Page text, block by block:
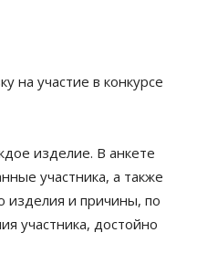
на участие в конкурсе
изделие. В анкете
участника, а также
изделия и причины, по
участника, достойно